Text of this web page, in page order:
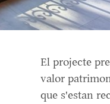
El projecte
valor
que s'estan